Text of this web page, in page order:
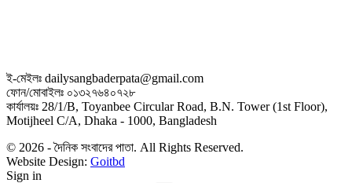
ই-মেইলঃ dailysangbaderpata@gmail.com
ফোন/মোবাইলঃ ০১৩২৭৬৪০৭২৮
কার্যালয়ঃ 28/1/B, Toyanbee Circular Road, B.N. Tower (1st Floor),
Motijheel C/A, Dhaka - 1000, Bangladesh
© 2026 - দৈনিক সংবাদের পাতা. All Rights Reserved.
Website Design: Goitbd
Sign in